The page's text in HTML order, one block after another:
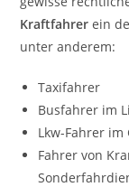
Kraftfahrer ein
unter anderem:
Taxifahrer
Busfahrer im
Lkw-Fahrer
Fahrer von